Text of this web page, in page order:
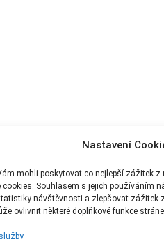
Nastavení
mohli poskytovat co nejlepší zážitek z
cookies. Souhlasem s jejich používáním
návštěvnosti a zlepšovat zážitek
ovlivnit některé doplňkové funkce